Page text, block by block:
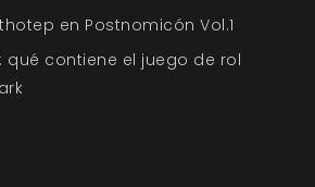
en Postnomicón Vol.1
qué contiene el juego de rol